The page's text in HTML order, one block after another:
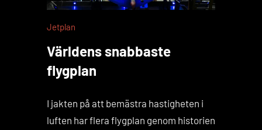
Jetplan
Världens snabbaste
flygplan
I jakten på att bemästra hastigheten i
luften har flera flygplan genom historien